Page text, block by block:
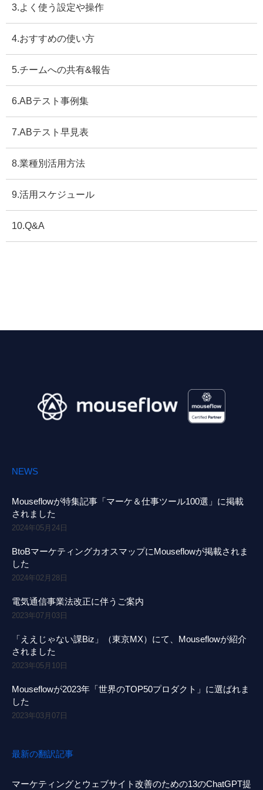
3.よく使う設定や操作
4.おすすめの使い方
5.チームへの共有&報告
6.ABテスト事例集
7.ABテスト早見表
8.業種別活用方法
9.活用スケジュール
10.Q&A
NEWS
Mouseflowが特集記事「マーケ＆仕事ツール100選」に掲載
されました
2024年05月24日
BtoBマーケティングカオスマップにMouseflowが掲載されま
した
2024年02月28日
電気通信事業法改正に伴うご案内
2023年07月03日
「ええじゃない課Biz」（東京MX）にて、Mouseflowが紹介
されました
2023年05月10日
Mouseflowが2023年「世界のTOP50プロダクト」に選ばれま
した
2023年03月07日
最新の翻訳記事
マーケティングとウェブサイト改善のための13のChatGPT提